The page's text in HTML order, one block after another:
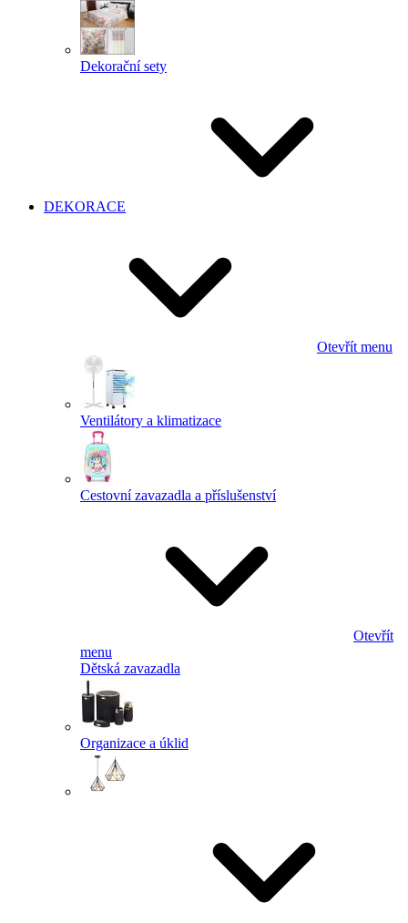
Dekorační sety
DEKORACE
Otevřít menu
Ventilátory a klimatizace
Cestovní zavazadla a příslušenství
Otevřít
menu
Dětská zavazadla
Organizace a úklid